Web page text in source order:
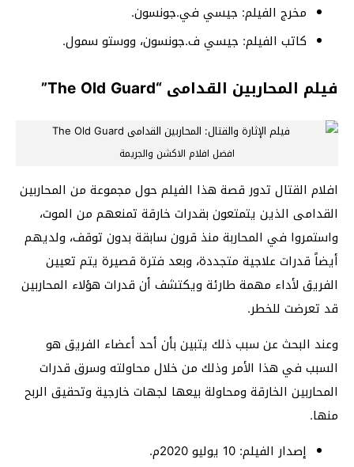
مخرج الفيلم: جيسي في.جونسون.
كاتب الفيلم: جيسي ف.جونسون، ووستو سمول.
فيلم المحاربين القدامى “The Old Guard”
افضل افلام الاكشن والجريمة
افلام القتال تدور قصة هذا الفيلم حول مجموعة من المحاربين
القدامى الذين يتمتعون بقدرات خارقة تمنعهم من الموت،
واستمروا في المحاربة منذ قرون سابقة بدون توقف، ولديهم
أيضاً قدرات علاجية متجددة، وبعد فترة قصيرة يتم تعيين
الفريق لأداء مهمة طارئة ويكتشف أن قدرات هؤلاء المحاربين
قد تعرضت للخطر.
وعند البحث عن سبب ذلك يتبين بأن أحد أعضاء الفريق هو
السبب في هذا الأمر وذلك من خلال محاولته وسرق قدرات
المحاربين الخارقة ومحاولة بيعها لجهات خارجية وتحقيق الربح
منها.
إصدار الفيلم: 10 يوليو 2020م.